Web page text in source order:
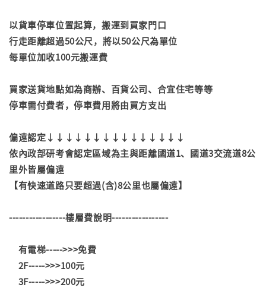
以貨車停車位置起算，搬運到買家門口
行走距離超過50公尺，將以50公尺為單位
每單位加收100元搬運費
買家送貨地點如為商辦、百貨公司、合宜住宅等等
停車需付費者，停車費用將由買方支出
偏遠認定↓↓↓↓↓↓↓↓↓↓↓↓↓↓↓
依內政部研考會認定區域為主與距離國道1、國道3交流道8公
里外皆屬偏遠
【有快速道路只要超過(含)8公里也屬偏遠】
-----------------樓層費說明-----------------
有電梯----->>>免費
2F----->>>100元
3F----->>>200元